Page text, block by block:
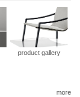
product gallery
more